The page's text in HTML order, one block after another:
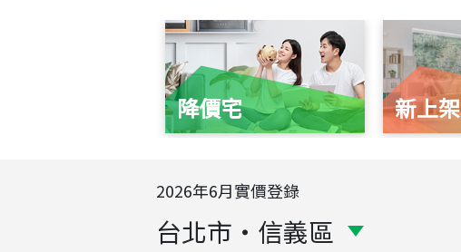
降價宅 新上架
2026年6月實價登錄
台北市 ・ 信義區